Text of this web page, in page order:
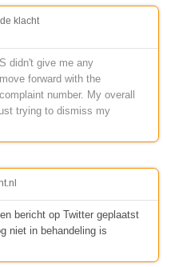
klacht
didn't give me any
forward with the
number. My overall
trying to dismiss my
bericht op Twitter geplaatst
niet in behandeling is